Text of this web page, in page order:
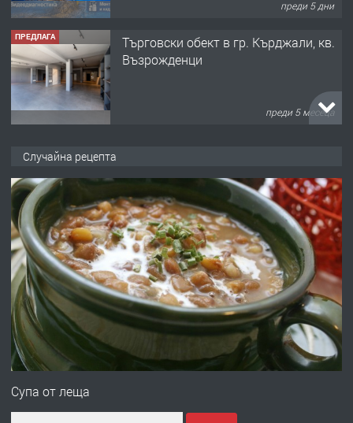
преди 5 дни
ПРЕДЛАГА
Tърговски обект в гр. Кърджали, кв.
Възрожденци
преди 5 месеца
преди 6 месеца
ПРЕДЛАГА
Заведение /ресторант, бистро/ в с.
Чакаларово, община Кирково
преди 7 месеца
ПРЕДЛАГА
Гараж под наем в супер център
Случайна рецепта
Супа от леща